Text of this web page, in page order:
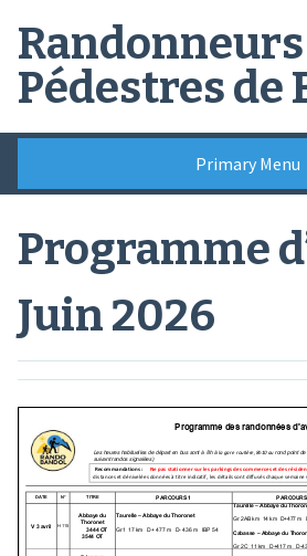
content
Randonneurs
Pédestres de
Primary Menu
Programme
Juin 2026